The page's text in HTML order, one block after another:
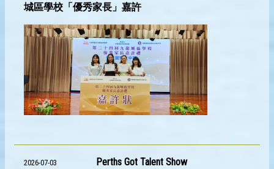
城區學校「優秀家長」嘉許
2026-07-03 Perths Got Talent Show